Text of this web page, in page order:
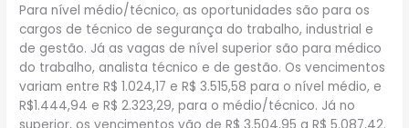
Para nível médio/técnico, as oportunidades são para os
cargos de técnico de segurança do trabalho, industrial e
de gestão. Já as vagas de nível superior são para médico
do trabalho, analista técnico e de gestão. Os vencimentos
variam entre R$ 1.024,17 e R$ 3.515,58 para o nível médio, e
R$1.444,94 e R$ 2.323,29, para o médio/técnico. Já no
superior, os vencimentos vão de R$ 3.504,95 a R$ 5.087,42.